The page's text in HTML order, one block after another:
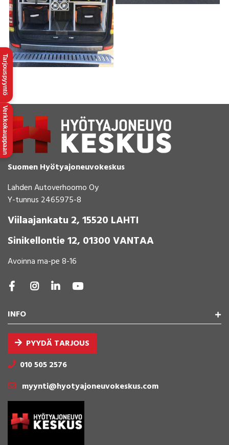
Suomen Hyötyajoneuvokeskus
Lahden Autoverhoomo Oy
Y-tunnus 2465975-8
Viilaajankatu 2, 15520 LAHTI
Sinikellontie 12, 01300 VANTAA
Avoinna ma-pe 8-16
INFO
PYYDÄ TARJOUS
010 505 2576
myynti@hyotyajoneuvokeskus.com
Tarjouspyyntö
Verkkokauppaan